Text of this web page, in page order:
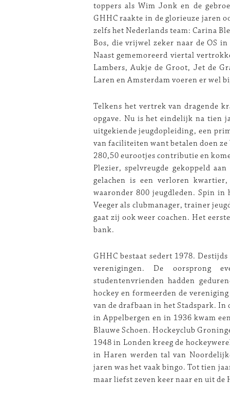
toppers als Wim Jonk en de
GHHC raakte in de glorieuze jaren
zelfs het Nederlands team: Carina
Bos, die vrijwel zeker naar de OS
Naast gememoreerd viertal
Lambers, Aukje de Groot, Jet de
Laren en Amsterdam voeren er
Telkens het vertrek van dragende
opgave. Nu is het eindelijk na tien
uitgekiende jeugdopleiding, een
van faciliteiten want betalen doen
280,50 eurootjes contributie en
Plezier, spelvreugde gekoppeld
gelachen is een verloren
waaronder 800 jeugdleden. Spin in
Veeger als clubmanager, trainer
gaat zij ook weer coachen. Het
bank.
GHHC bestaat sedert 1978.
verenigingen. De oorsprong
studentenvrienden hadden
hockey en formeerden de
van de drafbaan in het Stadspark.
in Appelbergen en in 1936 kwam
Blauwe Schoen. Hockeyclub
1948 in Londen kreeg de
in Haren werden tal van
jaren was het vaak bingo. Tot tien
maar liefst zeven keer naar en uit